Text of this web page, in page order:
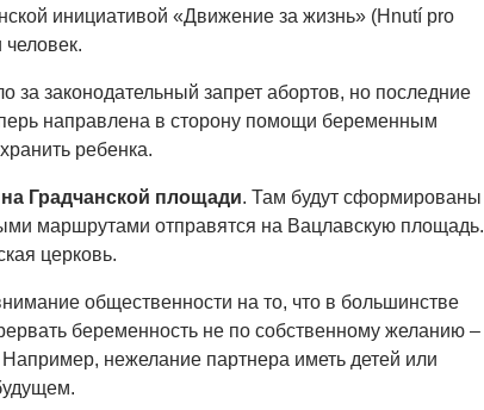
инициативой «Движение за жизнь» (Hnutí pro
человек.
законодательный запрет абортов, но последние
направлена в сторону помощи беременным
ребенка.
Градчанской площади. Там будут сформированы
маршрутами отправятся на Вацлавскую площадь.
церковь.
общественности на то, что в большинстве
беременность не по собственному желанию –
нежелание партнера иметь детей или